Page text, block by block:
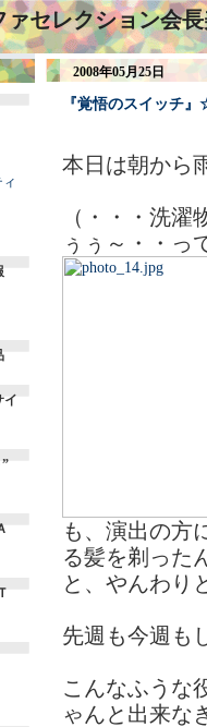
ァセレクション会
イ
2008年05月25日
『覚悟のスイッチ
本日は朝から
（・・・洗
ぅぅ～・・っ
も、演出の方
る髪を剃った
と、やんわり
先週も今週も
こんなふうな
ゃんと出来な